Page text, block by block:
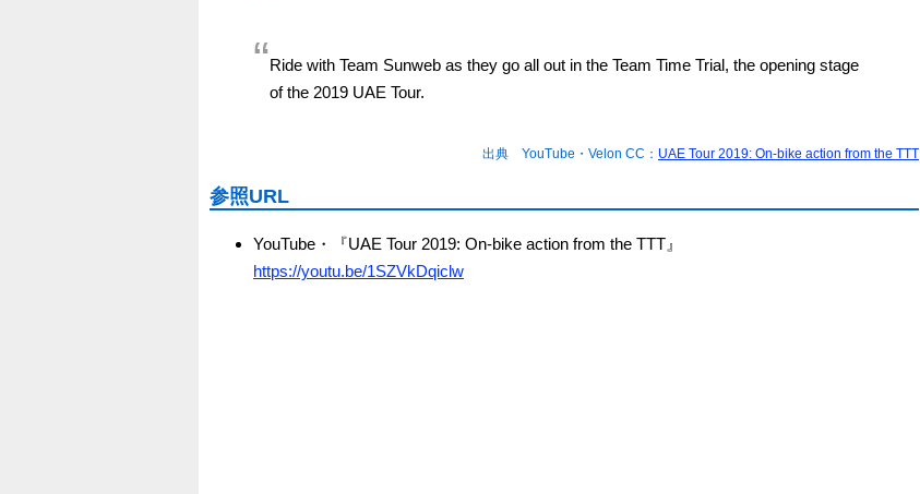
Ride with Team Sunweb as they go all out in the Team Time Trial, the opening stage
of the 2019 UAE Tour.
出典 YouTube・Velon CC： UAE Tour 2019: On-bike action from the TTT
参照URL
YouTube・『UAE Tour 2019: On-bike action from the TTT』
https://youtu.be/1SZVkDqiclw